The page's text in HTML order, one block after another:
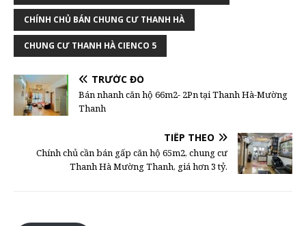
CHÍNH CHỦ BÁN CHUNG CƯ THANH HÀ
CHUNG CƯ THANH HÀ CIENCO 5
TRƯỚC ĐÓ
Bán nhanh căn hộ 66m2- 2Pn tại Thanh Hà-Mường
Thanh
TIẾP THEO
Chính chủ cần bán gấp căn hộ 65m2, chung cư
Thanh Hà Mường Thanh, giá hơn 3 tỷ.